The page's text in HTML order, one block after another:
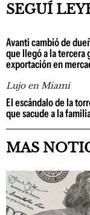
SEGUÍ
Avanti cambió de
que llegó a la tercera
exportación en
Lujo en Miami
El escándalo de la
que sacude a la
MAS